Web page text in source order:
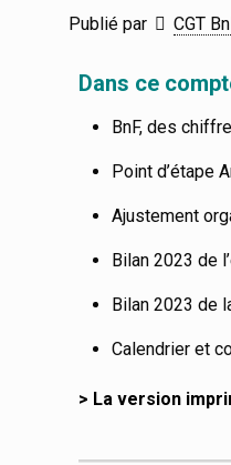
Publié par CGT
Dans ce
BnF, des
Point d’étape
Ajustement
Bilan 2023 de
Bilan 2023 de
Calendrier et
> La version